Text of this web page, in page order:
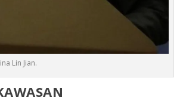
Lin Jian.